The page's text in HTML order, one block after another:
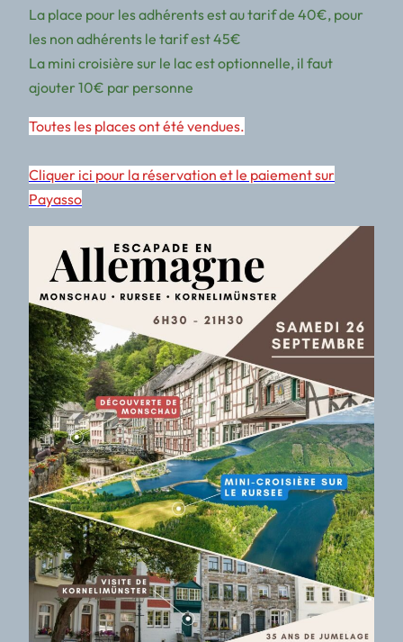
La place pour les adhérents est au tarif de 40€, pour
les non adhérents le tarif est 45€
La mini croisière sur le lac est optionnelle, il faut
ajouter 10€ par personne
Toutes les places ont été vendues.
Cliquer ici pour la réservation et le paiement sur
Payasso